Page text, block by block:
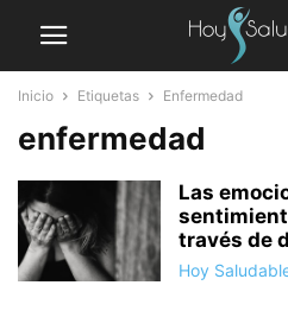
Inicio Etiquetas Enfermedad
enfermedad
Las
través de
Hoy